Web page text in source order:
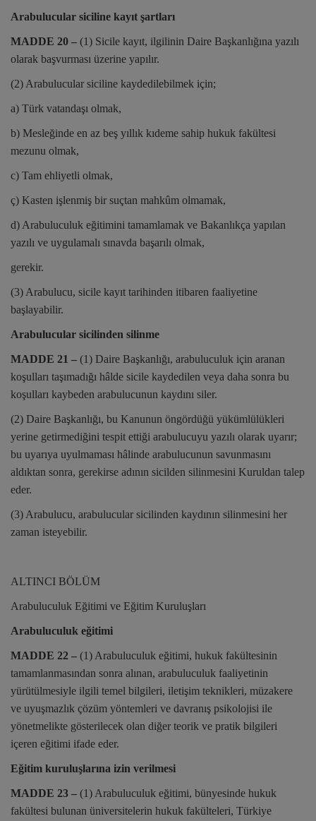
Arabulucular siciline kayıt şartları
MADDE 20 – (1) Sicile kayıt, ilgilinin Daire Başkanlığına yazılı
olarak başvurması üzerine yapılır.
(2) Arabulucular siciline kaydedilebilmek için;
a) Türk vatandaşı olmak,
b) Mesleğinde en az beş yıllık kıdeme sahip hukuk fakültesi
mezunu olmak,
c) Tam ehliyetli olmak,
ç) Kasten işlenmiş bir suçtan mahkûm olmamak,
d) Arabuluculuk eğitimini tamamlamak ve Bakanlıkça yapılan
yazılı ve uygulamalı sınavda başarılı olmak,
gerekir.
(3) Arabulucu, sicile kayıt tarihinden itibaren faaliyetine
başlayabilir.
Arabulucular sicilinden silinme
MADDE 21 – (1) Daire Başkanlığı, arabuluculuk için aranan
koşulları taşımadığı hâlde sicile kaydedilen veya daha sonra bu
koşulları kaybeden arabulucunun kaydını siler.
(2) Daire Başkanlığı, bu Kanunun öngördüğü yükümlülükleri
yerine getirmediğini tespit ettiği arabulucuyu yazılı olarak uyarır;
bu uyarıya uyulmaması hâlinde arabulucunun savunmasını
aldıktan sonra, gerekirse adının sicilden silinmesini Kuruldan talep
eder.
(3) Arabulucu, arabulucular sicilinden kaydının silinmesini her
zaman isteyebilir.
ALTINCI BÖLÜM
Arabuluculuk Eğitimi ve Eğitim Kuruluşları
Arabuluculuk eğitimi
MADDE 22 – (1) Arabuluculuk eğitimi, hukuk fakültesinin
tamamlanmasından sonra alınan, arabuluculuk faaliyetinin
yürütülmesiyle ilgili temel bilgileri, iletişim teknikleri, müzakere
ve uyuşmazlık çözüm yöntemleri ve davranış psikolojisi ile
yönetmelikte gösterilecek olan diğer teorik ve pratik bilgileri
içeren eğitimi ifade eder.
Eğitim kuruluşlarına izin verilmesi
MADDE 23 – (1) Arabuluculuk eğitimi, bünyesinde hukuk
fakültesi bulunan üniversitelerin hukuk fakülteleri, Türkiye